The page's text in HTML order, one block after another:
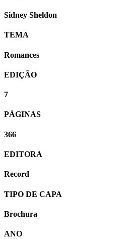
Sidney Sheldon
TEMA
Romances
EDIÇÃO
7
PÁGINAS
366
EDITORA
Record
TIPO DE CAPA
Brochura
ANO